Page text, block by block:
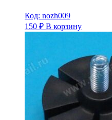
Код: nozh009
150 ₽ В корзину